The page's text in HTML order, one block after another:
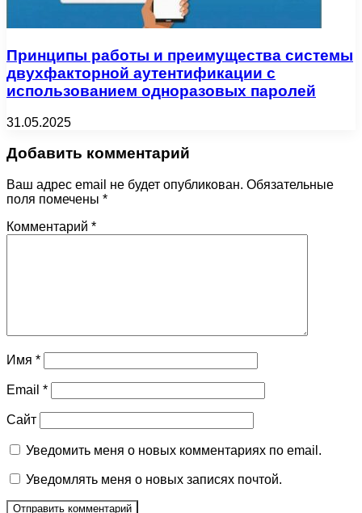
Принципы работы и преимущества системы
двухфакторной аутентификации с
использованием одноразовых паролей
31.05.2025
Добавить комментарий
Ваш адрес email не будет опубликован. Обязательные
поля помечены *
Комментарий *
Имя *
Email *
Сайт
Уведомить меня о новых комментариях по email.
Уведомлять меня о новых записях почтой.